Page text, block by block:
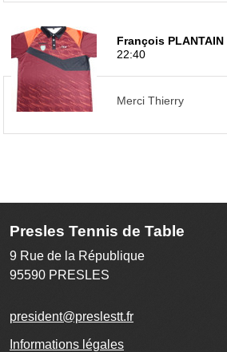
François PLANTAIN
22:40
Merci Thierry
Presles Tennis de Table
9 Rue de la République
95590 PRESLES
president@preslestt.fr
Informations légales